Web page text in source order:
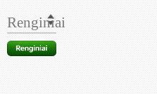
Renginiai